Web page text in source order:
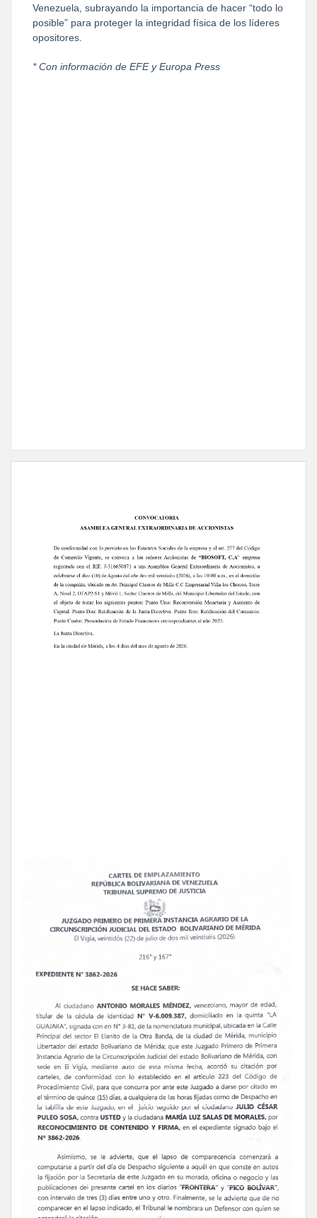
Venezuela, subrayando la importancia de hacer “todo lo
posible” para proteger la integridad física de los líderes
opositores.
* Con información de EFE y Europa Press